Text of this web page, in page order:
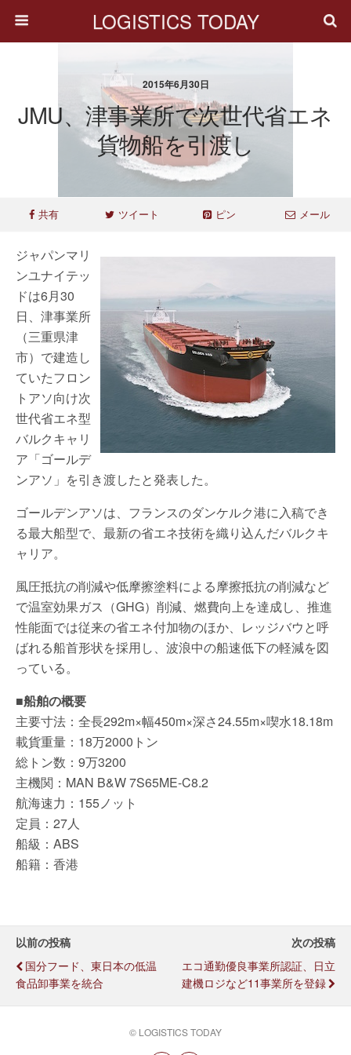
LOGISTICS TODAY
2015年6月30日
JMU、津事業所で次世代省エネ
貨物船を引渡し
共有 ツイート ピン メール
ジャパンマリ
ンユナイテッ
ドは6月30
日、津事業所
（三重県津
市）で建造し
ていたフロン
トアソ向け次
世代省エネ型
バルクキャリ
ア「ゴールデ
ンアソ」を引き渡したと発表した。
ゴールデンアソは、フランスのダンケルク港に入稿でき
る最大船型で、最新の省エネ技術を織り込んだバルクキ
ャリア。
風圧抵抗の削減や低摩擦塗料による摩擦抵抗の削減など
で温室効果ガス（GHG）削減、燃費向上を達成し、推進
性能面では従来の省エネ付加物のほか、レッジバウと呼
ばれる船首形状を採用し、波浪中の船速低下の軽減を図
っている。
■船舶の概要
主要寸法：全長292m×幅450m×深さ24.55m×喫水18.18m
載貨重量：18万2000トン
総トン数：9万3200
主機関：MAN B&W 7S65ME-C8.2
航海速力：155ノット
定員：27人
船級：ABS
船籍：香港
以前の投稿
国分フード、東日本の低温
食品卸事業を統合
次の投稿
エコ通勤優良事業所認証、日立
建機ロジなど11事業所を登録
© LOGISTICS TODAY